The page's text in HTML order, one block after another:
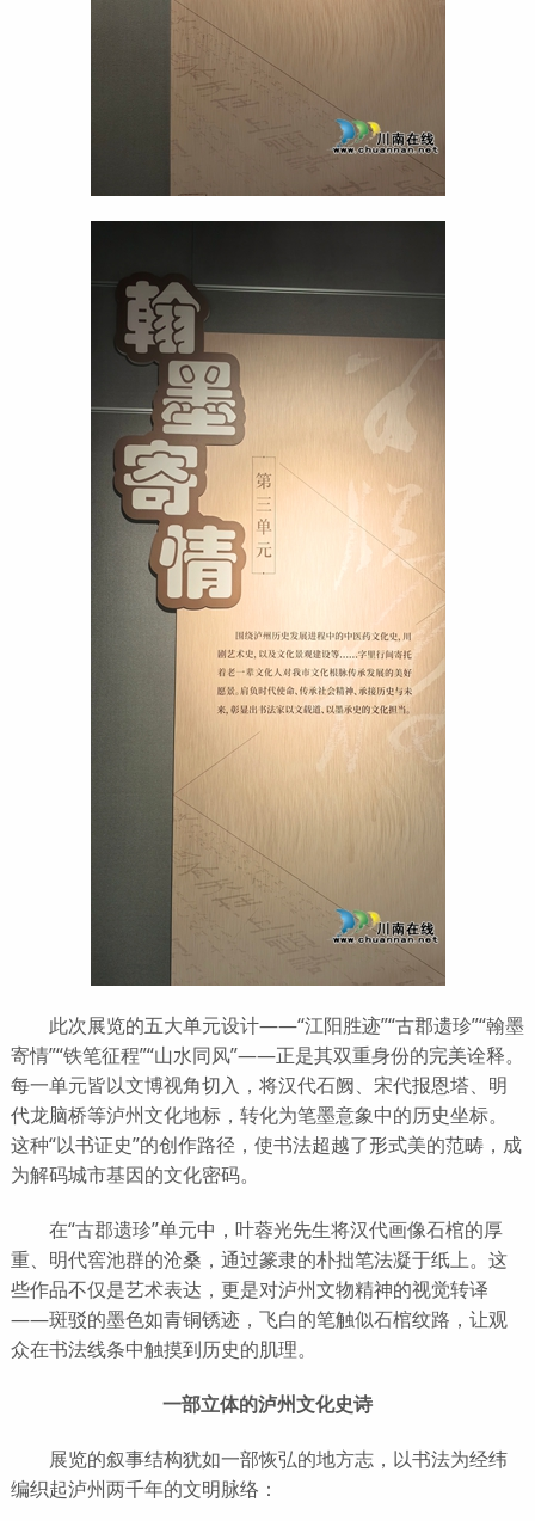
此次展览的五大单元设计——“江阳胜迹”“古郡遗珍”“翰墨
寄情”“铁笔征程”“山水同风”——正是其双重身份的完美诠释。
每一单元皆以文博视角切入，将汉代石阙、宋代报恩塔、明
代龙脑桥等泸州文化地标，转化为笔墨意象中的历史坐标。
这种“以书证史”的创作路径，使书法超越了形式美的范畴，成
为解码城市基因的文化密码。
在“古郡遗珍”单元中，叶蓉光先生将汉代画像石棺的厚
重、明代窖池群的沧桑，通过篆隶的朴拙笔法凝于纸上。这
些作品不仅是艺术表达，更是对泸州文物精神的视觉转译
——斑驳的墨色如青铜锈迹，飞白的笔触似石棺纹路，让观
众在书法线条中触摸到历史的肌理。
一部立体的泸州文化史诗
展览的叙事结构犹如一部恢弘的地方志，以书法为经纬
编织起泸州两千年的文明脉络：